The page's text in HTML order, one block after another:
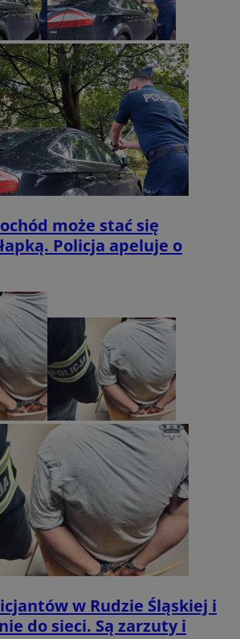
może stać się
Policja apeluje o
w Rudzie Śląskiej i
do sieci. Są zarzuty i